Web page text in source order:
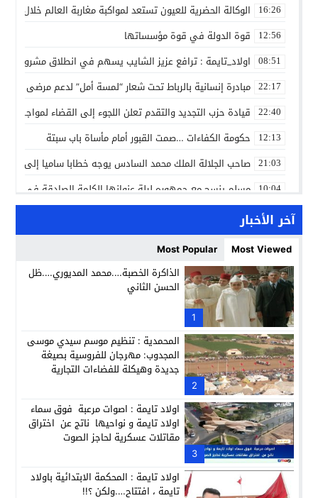
16:26 الوكالة الحضرية للعيون تستعد لمواكبة مغاربة العالم خلال
12:56 قوة الدولة في قوة مؤسساتها
08:51 اولاد_تايمة : ترافع عزيز الشايب يسهم في انطلاق مشروع
22:17 مبادرة إنسانية بالرباط تحت شعار “لمسة أمل” لدعم مرضى
22:40 قيادة حزب التجديد والتقدم تعلن اللجوء إلى القضاء لمواجهة
12:13 حكومة الكفاءات …صمت القبور أمام مأساة باب سبتة
21:03 صاحب الجلالة الملك محمد السادس يوجه خطابا ساميا إلى
10:04 مسلم ينسج مع جمهوره ليلة عنوانها الكلمة الصادقة في
18:17 مؤسسة سجلماسة الخاصة للتعليم العتيق… منارة تربوية تجمع
إحياء مشروع الحي الحرفي عنوان لقاء جمع وفد من جمعية
14:24 بن كيران يهاجم “البام”: “حزب الفساد وقياداته انتهى
11:33 كمال محرر يقود استئنافية تارودانت: مسار قضائي راسخ ورؤية
11:05 حبشان وكيلاً عاماً بتارودانت: ترقية جديدة في الحركة القضائية
آخر الأخبار
Most Viewed
Most Popular
1
الذاكرة الخصبة….محمد المديوري….ظل
الحسن الثاني
2
المحمدية : تنظيم موسم سيدي موسى
المجدوب: مهرجان للفروسية بصيغة
جديدة وهيكلة للفضاءات التجارية
3
اولاد تايمة : اصوات مرعبة فوق سماء
اولاد تايمة و نواحيها ناتج عن اختراق
مقاتلات عسكرية لحاجز الصوت
اولاد تايمة : المحكمة الابتدائية باولاد
تايمة ، افتتاح….ولكن ؟!!